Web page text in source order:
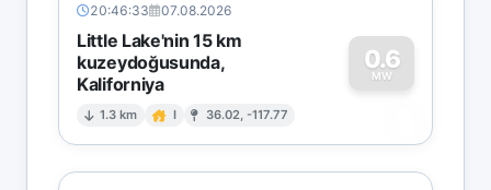
20:46:33 07.08.2026
Little Lake'nin 15 km
kuzeydoğusunda,
Kaliforniya
1.3 km I 36.02, -117.77
0.6
MW
0